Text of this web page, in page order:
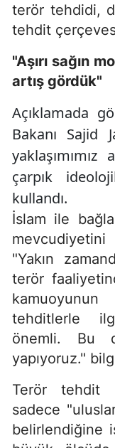
terör tehdidi,
tehdit
"Aşırı sağın
artış gördük"
Açıklamada
Bakanı Sajid
çarpık
kullandı.
İslam ile
"Yakın
terör
kamuoyunun
tehditlerle
önemli. Bu
yapıyoruz."
Terör tehdit
sadece
belirlendiğine